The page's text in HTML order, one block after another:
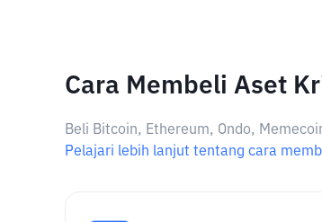
Cara Membeli Aset
Beli Bitcoin, Ethereum, Ondo,
Pelajari lebih lanjut tentang cara